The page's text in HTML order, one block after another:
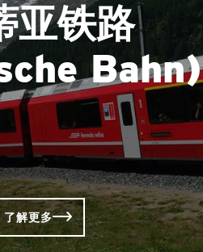
亚铁路
Bahn)
了解更多